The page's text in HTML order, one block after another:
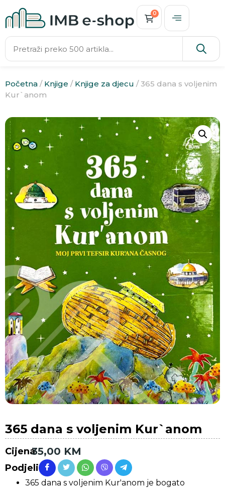
0
Početna / Knjige / Knjige za djecu / 365 dana s voljenim
Kur`anom
365 dana s voljenim Kur`anom
Cijena35,00 KM
Podjeli
365 dana s voljenim Kur'anom je bogato